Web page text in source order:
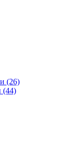
(26)
(44)